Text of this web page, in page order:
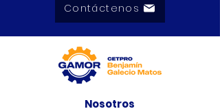
Contáctenos
Nosotros